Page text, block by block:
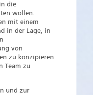
die
wollen.
mit einem
in der Lage, in
von
zu konzipieren
Team zu
und zur